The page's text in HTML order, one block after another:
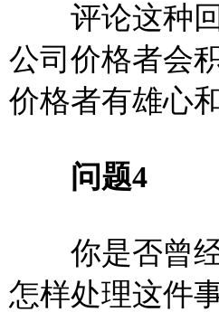
评论这种回
公司价格者会
价格者有雄心
问题4
你是否曾经
怎样处理这件